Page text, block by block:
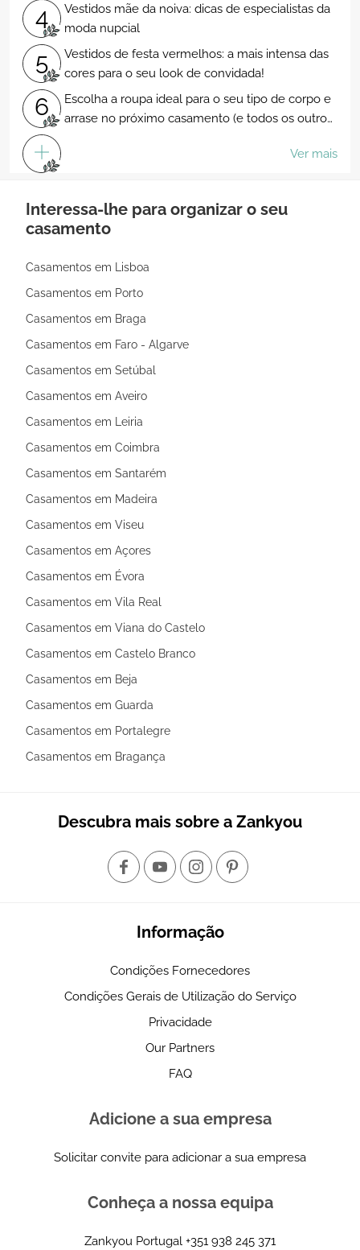
4
Vestidos mãe da noiva: dicas de especialistas da
moda nupcial
5
Vestidos de festa vermelhos: a mais intensa das
cores para o seu look de convidada!
6
Escolha a roupa ideal para o seu tipo de corpo e
arrase no próximo casamento (e todos os outros
Ver mais
Interessa-lhe para organizar o seu
casamento
Casamentos em Lisboa
Casamentos em Porto
Casamentos em Braga
Casamentos em Faro - Algarve
Casamentos em Setúbal
Casamentos em Aveiro
Casamentos em Leiria
Casamentos em Coimbra
Casamentos em Santarém
Casamentos em Madeira
Casamentos em Viseu
Casamentos em Açores
Casamentos em Évora
Casamentos em Vila Real
Casamentos em Viana do Castelo
Casamentos em Castelo Branco
Casamentos em Beja
Casamentos em Guarda
Casamentos em Portalegre
Casamentos em Bragança
Descubra mais sobre a Zankyou
Informação
Condições Fornecedores
Condições Gerais de Utilização do Serviço
Privacidade
Our Partners
FAQ
Adicione a sua empresa
Solicitar convite para adicionar a sua empresa
Conheça a nossa equipa
Zankyou Portugal +351 938 245 371